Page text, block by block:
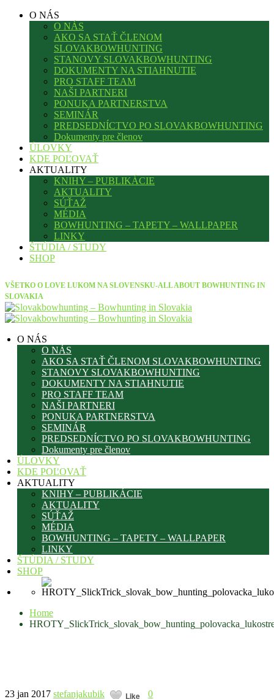
O NÁS
O NÁS
AKO SA STAŤ ČLENOM
SLOVAKBOWHUNTING
STANOVY SLOVAKBOWHUNTING
DOKUMENTY NA STIAHNUTIE
PRO STAFF TEAM
NAŠI PARTNERI
PONUKA PARTNERSTVA
SEMINÁR
PREDSEDNÍCTVO PO SLOVAKBOWHUNTING
Dokumenty pre členov
ÚLOVKY
KDE POĽOVAŤ
AKTUALITY
KNIHY – PUBLIKÁCIE
AKTUALITY
SÚŤAŽ
MÉDIA
BOWHUNTING – TAPETY – WALLPAPER
LINKY
ŠTÚDIA / STUDY
SHOP
VŠETKO O LOVE LUKOM NA SLOVENSKU-ALL ABOUT BOWHUNTING IN
SLOVAKIA
O NÁS
O NÁS
AKO SA STAŤ ČLENOM SLOVAKBOWHUNTING
STANOVY SLOVAKBOWHUNTING
DOKUMENTY NA STIAHNUTIE
PRO STAFF TEAM
NAŠI PARTNERI
PONUKA PARTNERSTVA
SEMINÁR
PREDSEDNÍCTVO PO SLOVAKBOWHUNTING
Dokumenty pre členov
ÚLOVKY
KDE POĽOVAŤ
AKTUALITY
KNIHY – PUBLIKÁCIE
AKTUALITY
SÚŤAŽ
MÉDIA
BOWHUNTING – TAPETY – WALLPAPER
LINKY
ŠTÚDIA / STUDY
SHOP
Home
23 jan 2017 stefanjakubik Like 0